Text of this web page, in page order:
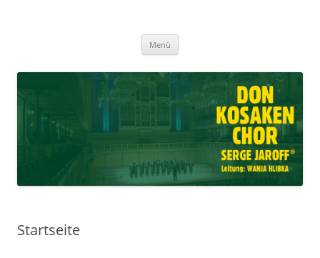
Leitung: Wanja Hlibka
Menü
Startseite